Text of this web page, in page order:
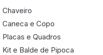
Chaveiro
Caneca e Copo
Placas e Quadros
Kit e Balde de Pipoca